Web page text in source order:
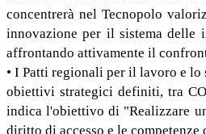
concentrerà nel Tecnopolo
innovazione per il sistema delle
affrontando attivamente il
• I Patti regionali per il lavoro e
obiettivi strategici definiti, tra
indica l'obiettivo di "Realizzare
diritto di accesso e le competenze